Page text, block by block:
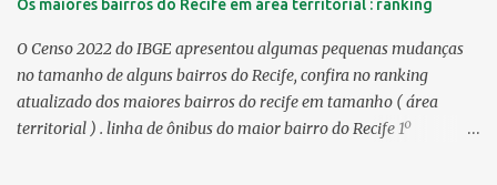
Os maiores bairros do Recife em área territorial : ranking
O Censo 2022 do IBGE apresentou algumas pequenas mudanças
no tamanho de alguns bairros do Recife, confira no ranking
atualizado dos maiores bairros do recife em tamanho ( área
territorial ) . linha de ônibus do maior bairro do Recife 1º